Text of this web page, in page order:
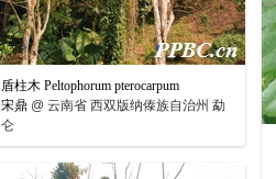
盾柱木 Peltophorum pterocarpum
宋鼎 @ 云南省 西双版纳傣族自治州 勐
仑